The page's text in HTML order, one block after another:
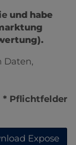
und habe
Daten,
* Pflichtfelder
Expose